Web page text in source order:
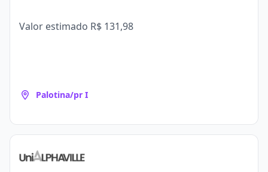
Valor estimado R$ 131,98
Palotina/pr I